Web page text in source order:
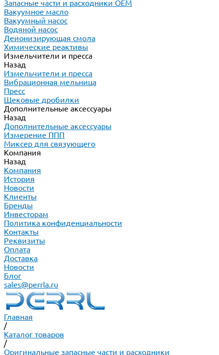
Запасные части и расходники ОЕМ
Вакуумное масло
Вакуумный насос
Водяной насос
Деионизирующая смола
Химические реактивы
Измельчители и пресса
Назад
Измельчители и пресса
Вибрационная мельница
Пресс
Щековые дробилки
Дополнительные аксессуары
Назад
Дополнительные аксессуары
Измерение ППП
Миксер для связующего
Компания
Назад
Компания
История
Новости
Клиенты
Бренды
Инвесторам
Политика конфиденциальности
Контакты
Реквизиты
Оплата
Доставка
Новости
Блог
sales@perrla.ru
Главная
/
Каталог товаров
/
Оригинальные запасные части и расходники